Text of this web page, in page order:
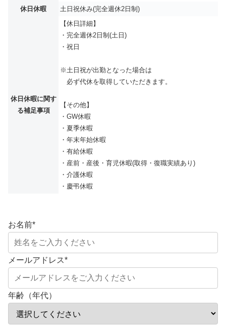
休日休暇 土日祝休み(完全週休2日制)
休日休暇に関す
る補足事項
【休日詳細】
・完全週休2日制(土日)
・祝日
※土日祝が出勤となった場合は
必ず代休を取得していただきます。
【その他】
・GW休暇
・夏季休暇
・年末年始休暇
・有給休暇
・産前・産後・育児休暇(取得・復職実績あり)
・介護休暇
・慶弔休暇
お名前*
メールアドレス*
年齢（年代）